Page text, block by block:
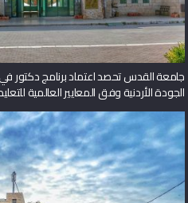
جامعة القدس تحصد اعتماد برنامج دكتور
الجودة الأردنية وفق المعايير العالمية